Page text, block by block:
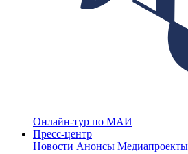
Онлайн-тур по МАИ
Пресс-центр
Новости Анонсы